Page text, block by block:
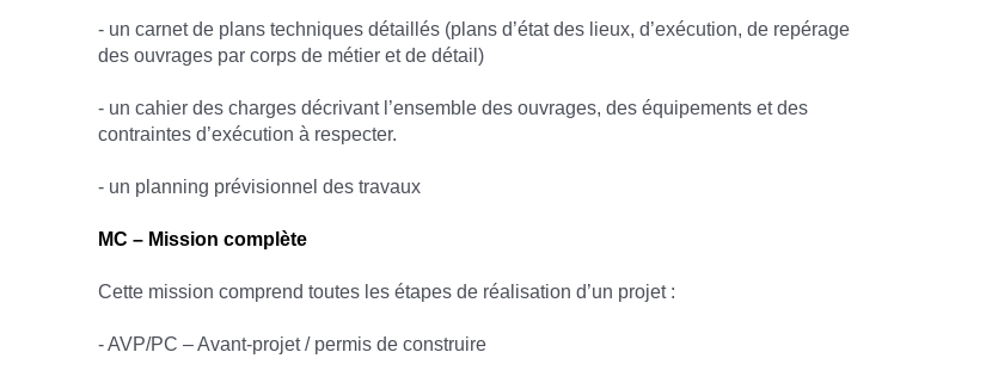
- un carnet de plans techniques détaillés (plans d’état des lieux, d’exécution, de repérage
des ouvrages par corps de métier et de détail)
- un cahier des charges décrivant l’ensemble des ouvrages, des équipements et des
contraintes d’exécution à respecter.
- un planning prévisionnel des travaux
MC – Mission complète
Cette mission comprend toutes les étapes de réalisation d’un projet :
- AVP/PC – Avant-projet / permis de construire